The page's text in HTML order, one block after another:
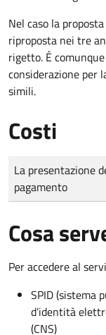
Nel caso la
riproposta nei tre
rigetto. É
considerazione per
simili.
Costi
Tipo di pagamento
Importo
La presentazione
pagamento
Cosa
Per accedere al
SPID (sistema
d’identità
(CNS)